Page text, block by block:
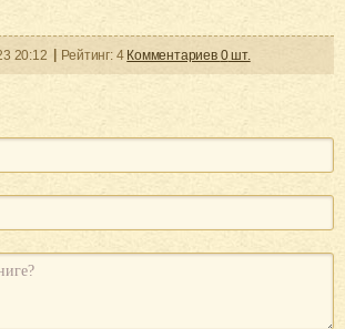
20:12 Рейтинг: 4 Комментариев 0шт.